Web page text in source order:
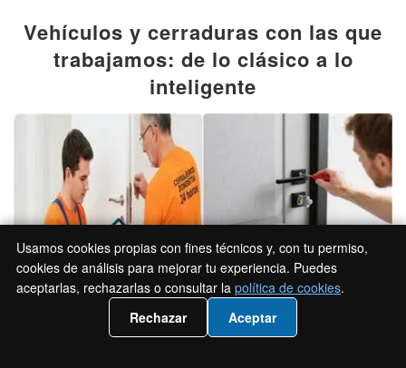
Vehículos y cerraduras con las que
trabajamos: de lo clásico a lo
inteligente
📲 Llámanos 919931095
Usamos cookies propias con fines técnicos y, con tu permiso,
cookies de análisis para mejorar tu experiencia. Puedes
aceptarlas, rechazarlas o consultar la política de cookies.
Rechazar
Aceptar